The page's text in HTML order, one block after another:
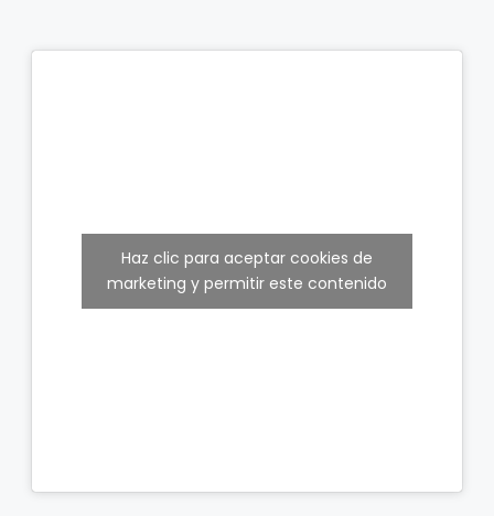
Haz clic para aceptar cookies de
marketing y permitir este contenido